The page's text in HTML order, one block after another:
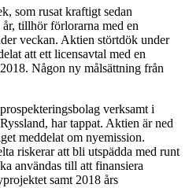
som rusat kraftigt sedan
tillhör förlorarna med en
veckan. Aktien störtdök under
att ett licensavtal med en
Någon ny målsättning från
verksamt i
har tappat. Aktien är ned
meddelat om nyemission.
riskerar att bli utspädda med runt
användas till att finansiera
samt 2018 års